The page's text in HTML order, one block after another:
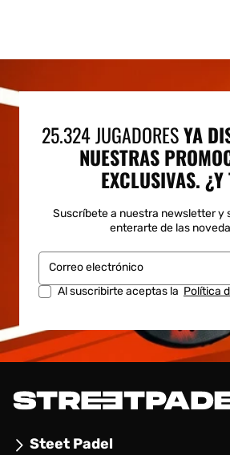
25.324 JUGADORESYA
NUESTRAS
EXCLUSIVAS.
Suscríbete a nuestra newsletter y
enterarte de las
Correo electrónico
Al suscribirte aceptas la Política
Steet Padel